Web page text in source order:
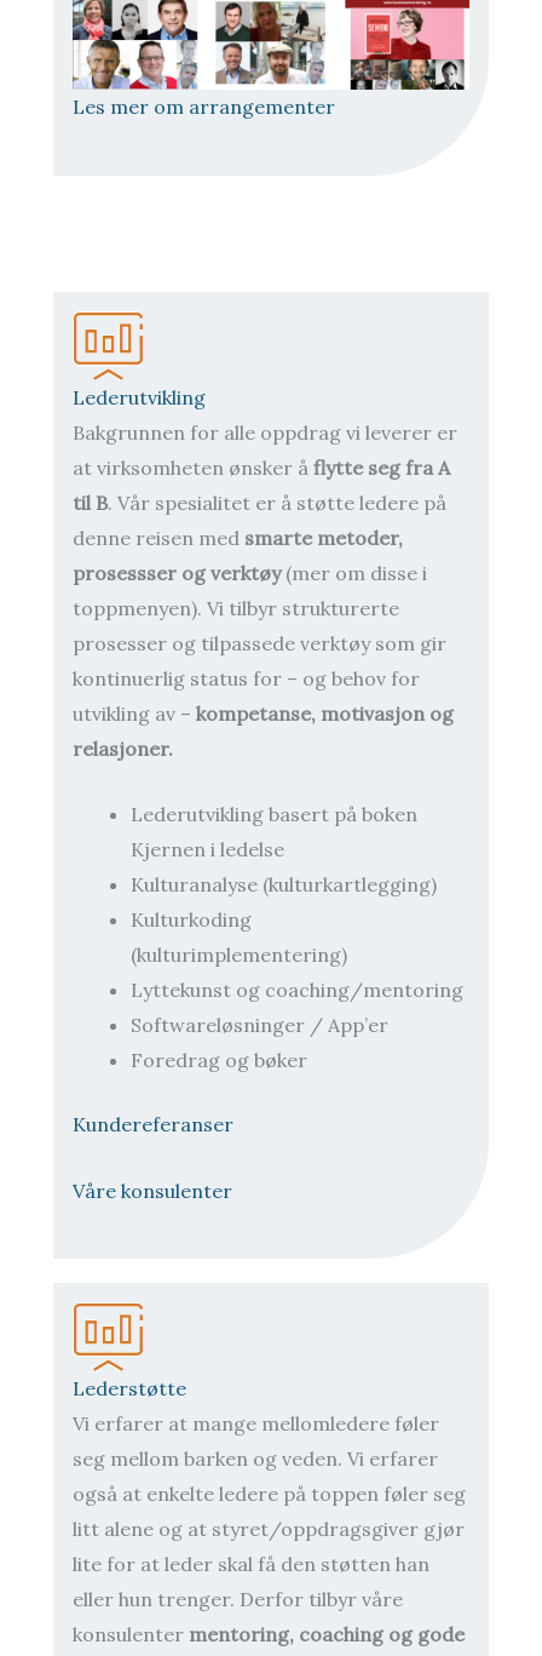
Les mer om arrangementer
Lederutvikling
Bakgrunnen for alle oppdrag vi leverer er
at virksomheten ønsker å flytte seg fra A
til B. Vår spesialitet er å støtte ledere på
denne reisen med smarte metoder,
prosessser og verktøy(mer om disse i
toppmenyen). Vi tilbyr strukturerte
prosesser og tilpassede verktøy som gir
kontinuerlig status for – og behov for
utvikling av – kompetanse, motivasjon og
relasjoner.
Lederutvikling basert på boken
Kjernen i ledelse
Kulturanalyse (kulturkartlegging)
Kulturkoding
(kulturimplementering)
Lyttekunst og coaching/mentoring
Softwareløsninger / App’er
Foredrag og bøker
Kundereferanser
Våre konsulenter
Lederstøtte
Vi erfarer at mange mellomledere føler
seg mellom barken og veden. Vi erfarer
også at enkelte ledere på toppen føler seg
litt alene og at styret/oppdragsgiver gjør
lite for at leder skal få den støtten han
eller hun trenger. Derfor tilbyr våre
konsulenter mentoring, coaching og gode